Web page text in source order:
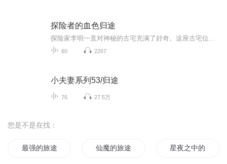
探险者的血色归途
60 2267
小夫妻系列53/归途
76 27.5万
您是不是在找：
最强的旅途 仙魔的旅途 星夜之中的旅途